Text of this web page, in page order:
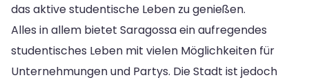
das aktive studentische Leben zu genießen.
Alles in allem bietet Saragossa ein aufregendes
studentisches Leben mit vielen Möglichkeiten für
Unternehmungen und Partys. Die Stadt ist jedoch